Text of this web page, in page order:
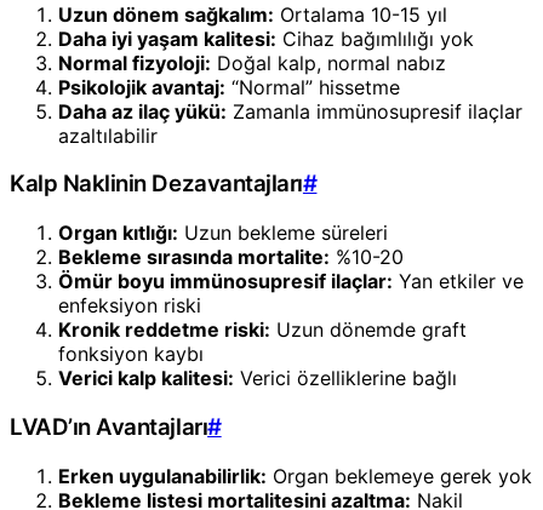
Uzun dönem sağkalım: Ortalama 10-15 yıl
Daha iyi yaşam kalitesi: Cihaz bağımlılığı yok
Normal fizyoloji: Doğal kalp, normal nabız
Psikolojik avantaj: “Normal” hissetme
Daha az ilaç yükü: Zamanla immünosupresif ilaçlar
azaltılabilir
Kalp Naklinin Dezavantajları#
Organ kıtlığı: Uzun bekleme süreleri
Bekleme sırasında mortalite: %10-20
Ömür boyu immünosupresif ilaçlar: Yan etkiler ve
enfeksiyon riski
Kronik reddetme riski: Uzun dönemde graft
fonksiyon kaybı
Verici kalp kalitesi: Verici özelliklerine bağlı
LVAD’ın Avantajları#
Erken uygulanabilirlik: Organ beklemeye gerek yok
Bekleme listesi mortalitesini azaltma: Nakil